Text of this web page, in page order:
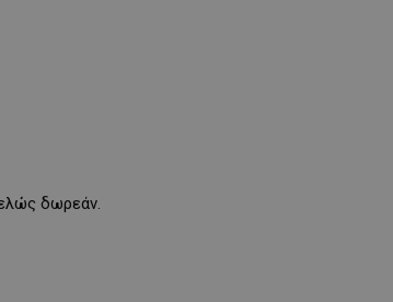
δωρεάν.